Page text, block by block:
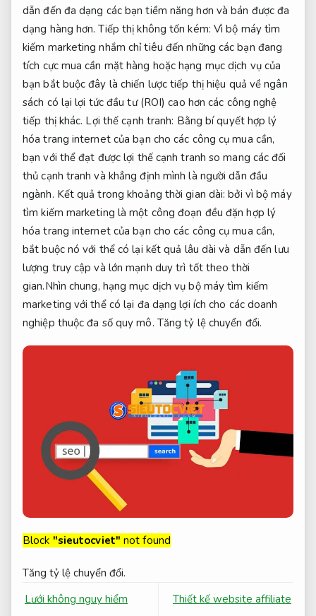
dẫn đến đa dạng các bạn tiềm năng hơn và bán được đa
dạng hàng hơn. Tiếp thị không tốn kém: Vì bộ máy tìm
kiếm marketing nhắm chỉ tiêu đến những các bạn đang
tích cực mua cần mặt hàng hoặc hạng mục dịch vụ của
bạn bắt buộc đây là chiến lược tiếp thị hiệu quả về ngân
sách có lại lợi tức đầu tư (ROI) cao hơn các công nghệ
tiếp thị khác. Lợi thế cạnh tranh: Bằng bí quyết hợp lý
hóa trang internet của bạn cho các công cụ mua cần,
bạn với thể đạt được lợi thế cạnh tranh so mang các đối
thủ cạnh tranh và khẳng định mình là người dẫn đầu
ngành. Kết quả trong khoảng thời gian dài: bởi vì bộ máy
tìm kiếm marketing là một công đoạn đều đặn hợp lý
hóa trang internet của bạn cho các công cụ mua cần,
bắt buộc nó với thể có lại kết quả lâu dài và dẫn đến lưu
lượng truy cập và lớn mạnh duy trì tốt theo thời
gian.Nhìn chung, hạng mục dịch vụ bộ máy tìm kiếm
marketing với thể có lại đa dạng lợi ích cho các doanh
nghiệp thuộc đa số quy mô. Tăng tỷ lệ chuyển đổi.
Block "sieutocviet" not found
Tăng tỷ lệ chuyển đổi.
Lưới không nguy hiểm
Thiết kế website affiliate